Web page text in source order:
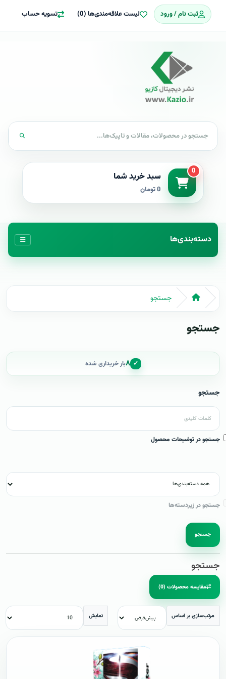
ثبت نام / ورود لیست علاقه‌مندی‌ها (0) تسویه حساب
0 سبد خرید شما
0 تومان
دسته‌بندی‌ها
جستجو
جستجو
✓ ۸بار خریداری شده
جستجو
جستجو در توضیحات محصول
جستجو در زیردسته‌ها
جستجو
جستجو
مقایسه محصولات (0)
مرتب‌سازی بر اساس نمایش